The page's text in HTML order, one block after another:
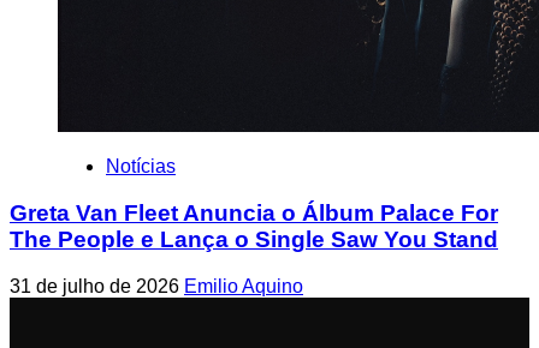
Notícias
Greta Van Fleet Anuncia o Álbum Palace For
The People e Lança o Single Saw You Stand
31 de julho de 2026 Emilio Aquino